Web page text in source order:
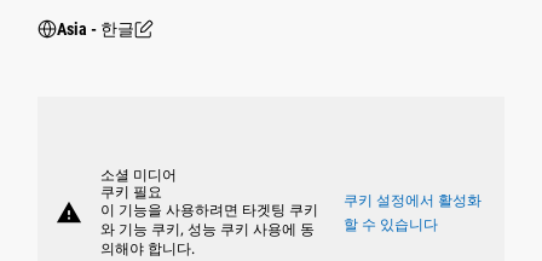
Asia - 한글
warning
소셜 미디어
쿠키 필요
이 기능을 사용하려면 타겟팅 쿠키
와 기능 쿠키, 성능 쿠키 사용에 동
의해야 합니다.
쿠키 설정에서 활성화
할 수 있습니다